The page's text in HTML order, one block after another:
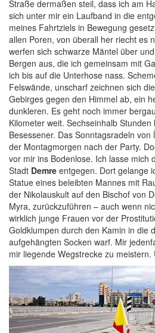
Straße dermaßen steil, dass ich am
sich unter mir ein Laufband in die
meines Fahrtziels in Bewegung
allen Poren, von überall her riecht es
werfen sich schwarze Mäntel über
Bergen aus, die ich gemeinsam mit
ich bis auf die Unterhose nass.
Felswände, unscharf zeichnen sich
Gebirges gegen den Himmel ab, ein
dunkleren. Es geht noch immer
Kilometer weit. Sechseinhalb
Besessener. Das Sonntagsradeln
der Montagmorgen nach der Party.
vor mir ins Bodenlose. Ich lasse mich
Stadt Demre entgegen. Dort gelange
Statue eines beleibten Mannes mit
der Nikolauskult auf den Bischof von
Myra, zurückzuführen – auch wenn
wirklich junge Frauen vor der
Goldklumpen durch den Kamin in die
aufgehängten Socken warf. Mir
mir liegende Wegstrecke zu